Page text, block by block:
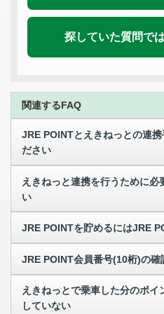
探していた質問で
関連するFAQ
JRE POINTとえきねっとの連
ださい
えきねっと連携を行うために必
い
JRE POINTを貯めるにはJRE
JRE POINT会員番号(10桁)の
えきねっとで乗車した分のポ
していない